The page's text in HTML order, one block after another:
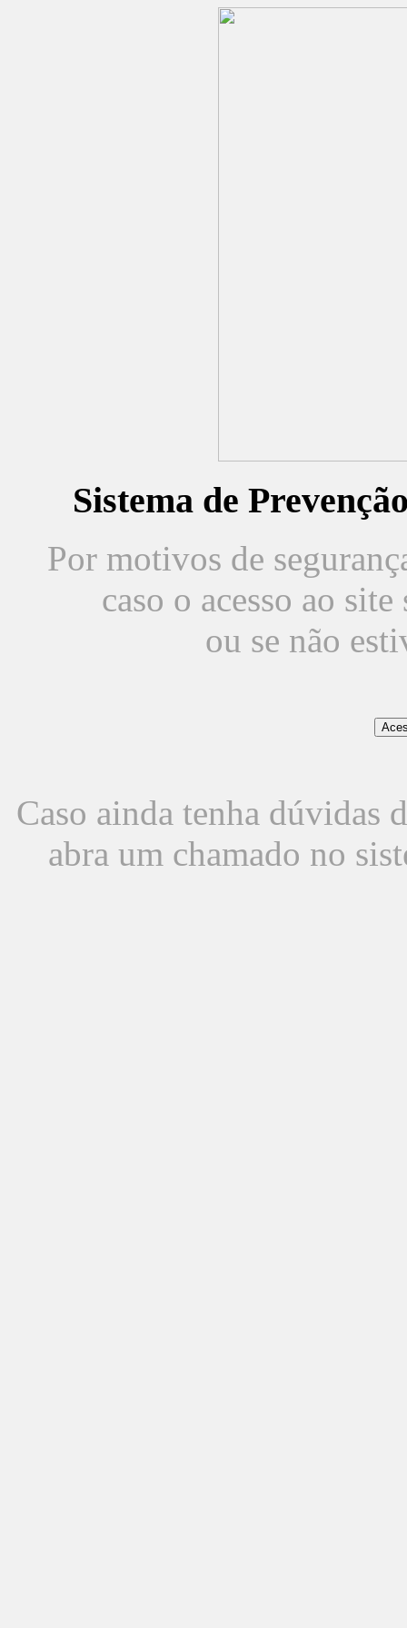
Sistema de
Por motivos de
caso o acesso ao
ou se não
Caso ainda tenha dúvidas
abra um chamado no